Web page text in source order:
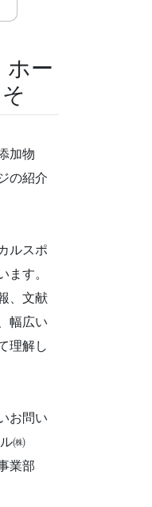
ホー
加物
の紹介
ルスポ
ます。
、文献
幅広い
理解し
お問い
㈱
業部